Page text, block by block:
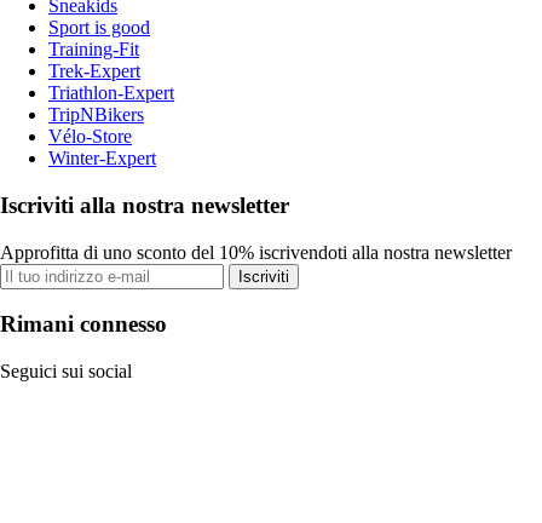
Sneakids
Sport is good
Training-Fit
Trek-Expert
Triathlon-Expert
TripNBikers
Vélo-Store
Winter-Expert
Iscriviti alla nostra newsletter
Approfitta di uno sconto del 10% iscrivendoti alla nostra newsletter
Iscriviti
Rimani connesso
Seguici sui social